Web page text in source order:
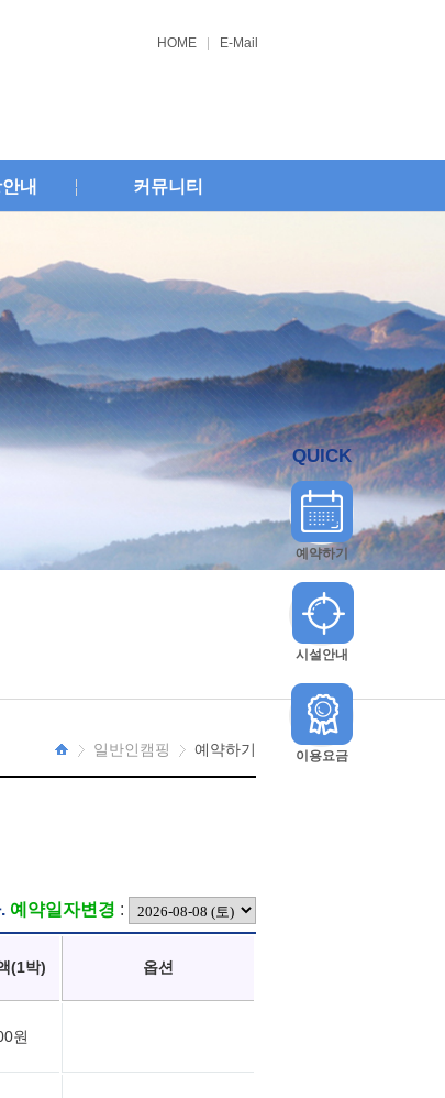
HOME E-Mail
내 커뮤니티
일반인캠핑 예약하기
예약일자변경 :
(1박) 옵션
원
QUICK
예약하기
시설안내
이용요금